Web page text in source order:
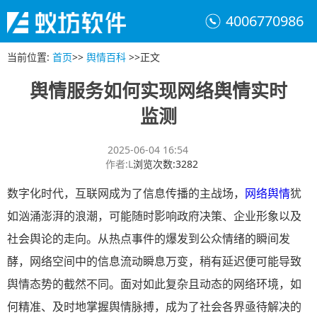
4006770986
当前位置: 首页>> 舆情百科 >>正文
舆情服务如何实现网络舆情实时
监测
2025-06-04 16:54
作者:L浏览次数:3282
数字化时代，互联网成为了信息传播的主战场， 网络舆情犹
如汹涌澎湃的浪潮，可能随时影响政府决策、企业形象以及
社会舆论的走向。从热点事件的爆发到公众情绪的瞬间发
酵，网络空间中的信息流动瞬息万变，稍有延迟便可能导致
舆情态势的截然不同。面对如此复杂且动态的网络环境，如
何精准、及时地掌握舆情脉搏，成为了社会各界亟待解决的